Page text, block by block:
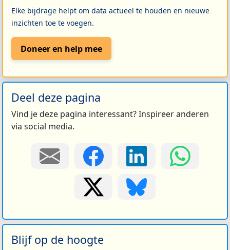
Elke bijdrage helpt om data actueel te houden en nieuwe
inzichten toe te voegen.
Doneer en help mee
Deel deze pagina
Vind je deze pagina interessant? Inspireer anderen
via social media.
Blijf op de hoogte